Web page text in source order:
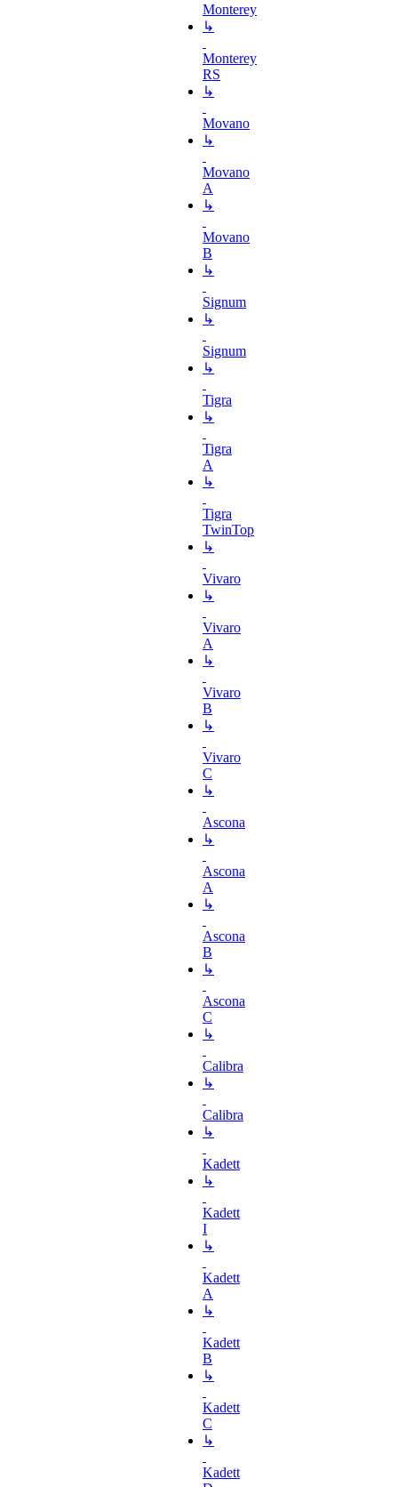
Monterey
↳
Monterey
RS
↳
Movano
↳
Movano
A
↳
Movano
B
↳
Signum
↳
Signum
↳
Tigra
↳
Tigra
A
↳
Tigra
TwinTop
↳
Vivaro
↳
Vivaro
A
↳
Vivaro
B
↳
Vivaro
C
↳
Ascona
↳
Ascona
A
↳
Ascona
B
↳
Ascona
C
↳
Calibra
↳
Calibra
↳
Kadett
↳
Kadett
I
↳
Kadett
A
↳
Kadett
B
↳
Kadett
C
↳
Kadett